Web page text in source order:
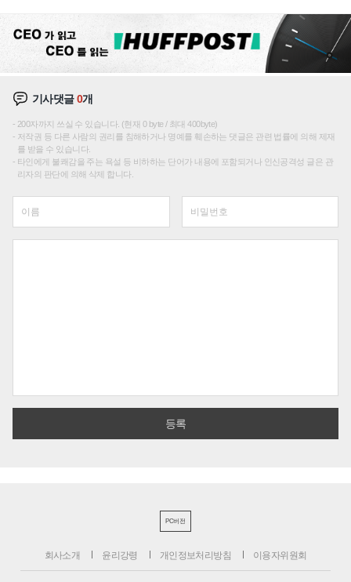
기사댓글0개
200자까지 쓰실 수 있습니다. (현재 0 byte / 최대 400byte)
저작권 등 다른 사람의 권리를 침해하거나 명예를 훼손하는 댓글은 관련 법률에 의해 제재
를 받을 수 있습니다.
타인에게 불쾌감을 주는 욕설 등 비하하는 단어가 내용에 포함되거나 인신공격성 글은 관
리자의 판단에 의해 삭제 합니다.
PC버전
회사소개 윤리강령 개인정보처리방침 이용자위원회